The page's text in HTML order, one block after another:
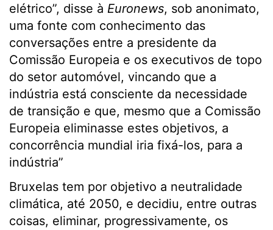
elétrico”, disse à Euronews, sob anonimato,
uma fonte com conhecimento das
conversações entre a presidente da
Comissão Europeia e os executivos de topo
do setor automóvel, vincando que a
indústria está consciente da necessidade
de transição e que, mesmo que a Comissão
Europeia eliminasse estes objetivos, a
concorrência mundial iria fixá-los, para a
indústria”
Bruxelas tem por objetivo a neutralidade
climática, até 2050, e decidiu, entre outras
coisas, eliminar, progressivamente, os